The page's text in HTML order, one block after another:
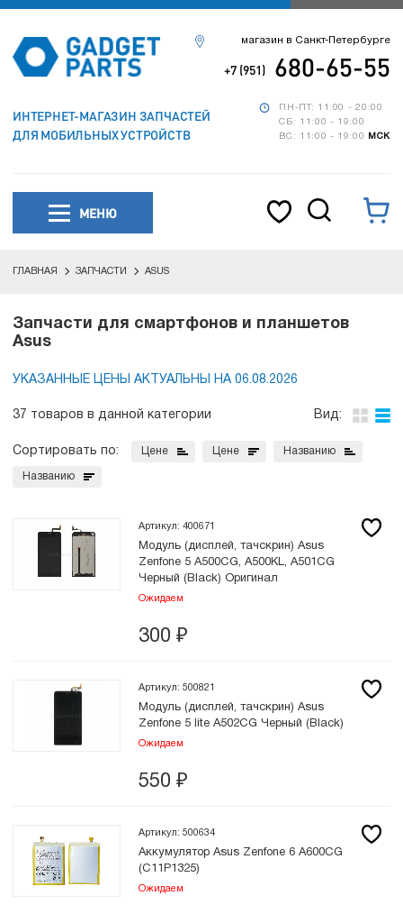
ИНТЕРНЕТ-МАГАЗИН ЗАПЧАСТЕЙ
ДЛЯ МОБИЛЬНЫХ УСТРОЙСТВ
ПН-ПТ: 11:00 - 20:00
СБ: 11:00 - 19:00
ВС: 11:00 - 19:00
МСК
магазин в Санкт-Петербурге
+7 (951) 680-65-55
МЕНЮ
ГЛАВНАЯ ЗАПЧАСТИ ASUS
Запчасти для смартфонов и планшетов
Asus
УКАЗАННЫЕ ЦЕНЫ АКТУАЛЬНЫ НА 06.08.2026
37 товаров в данной категории Вид:
Сортировать по: Цене Цене Названию
Названию
Артикул: 400671
Модуль (дисплей, тачскрин) Asus
Zenfone 5 A500CG, A500KL, A501CG
Черный (Black) Оригинал
Ожидаем
300 ₽
Артикул: 500821
Модуль (дисплей, тачскрин) Asus
Zenfone 5 lite A502CG Черный (Black)
Ожидаем
550 ₽
Артикул: 500634
Аккумулятор Asus Zenfone 6 A600CG
(C11P1325)
Ожидаем